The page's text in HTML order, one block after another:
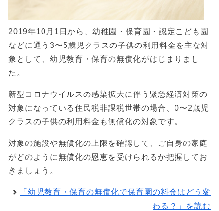
2019年10月1日から、幼稚園・保育園・認定こども園
などに通う3〜5歳児クラスの子供の利用料金を主な対
象として、幼児教育・保育の無償化がはじまりまし
た。
新型コロナウイルスの感染拡大に伴う緊急経済対策の
対象になっている住民税非課税世帯の場合、0〜2歳児
クラスの子供の利用料金も無償化の対象です。
対象の施設や無償化の上限を確認して、ご自身の家庭
がどのように無償化の恩恵を受けられるか把握してお
きましょう。
「幼児教育・保育の無償化で保育園の料金はどう変
わる？」を読む